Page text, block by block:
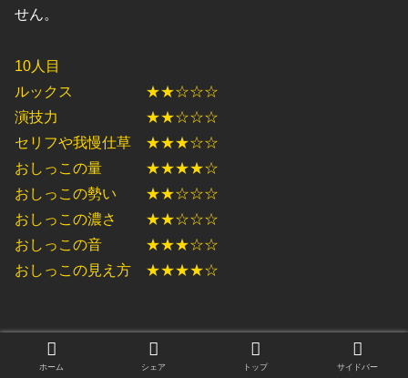
せん。
10人目
ルックス ★★☆☆☆
演技力 ★★☆☆☆
セリフや我慢仕草 ★★★☆☆
おしっこの量 ★★★★☆
おしっこの勢い ★★☆☆☆
おしっこの濃さ ★★☆☆☆
おしっこの音 ★★★☆☆
おしっこの見え方 ★★★★☆
11人目
ホーム シェア トップ サイドバー